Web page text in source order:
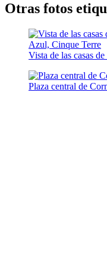
Otras fotos
Vista de las casas
Plaza central de